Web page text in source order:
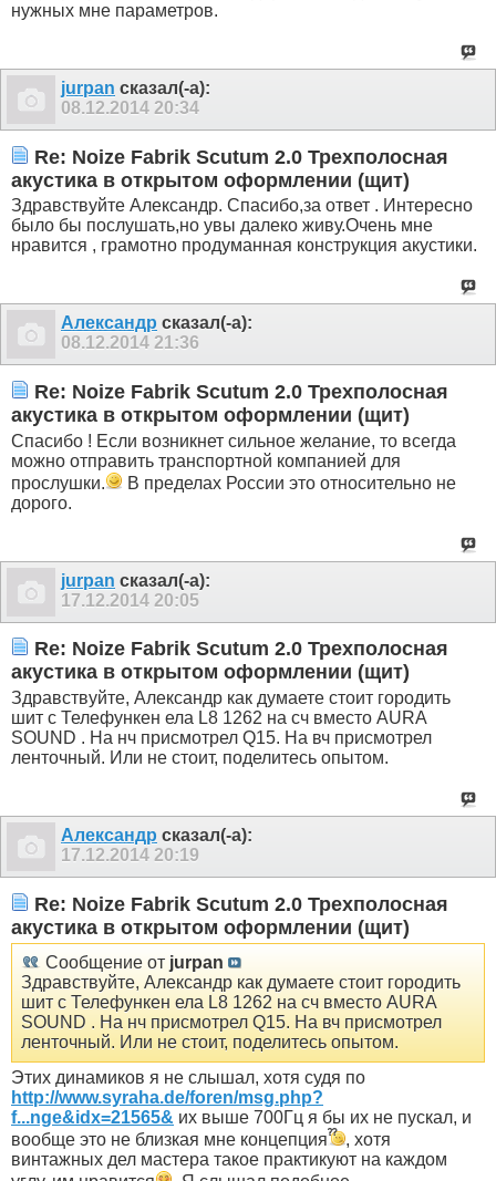
нужных мне параметров.
jurpan сказал(-а):
08.12.2014 20:34
Re: Noize Fabrik Scutum 2.0 Трехполосная
акустика в открытом оформлении (щит)
Здравствуйте Александр. Спасибо,за ответ . Интересно
было бы послушать,но увы далеко живу.Очень мне
нравится , грамотно продуманная конструкция акустики.
Александр сказал(-а):
08.12.2014 21:36
Re: Noize Fabrik Scutum 2.0 Трехполосная
акустика в открытом оформлении (щит)
Спасибо ! Если возникнет сильное желание, то всегда
можно отправить транспортной компанией для
прослушки.
В пределах России это относительно не
дорого.
jurpan сказал(-а):
17.12.2014 20:05
Re: Noize Fabrik Scutum 2.0 Трехполосная
акустика в открытом оформлении (щит)
Здравствуйте, Александр как думаете стоит городить
шит с Телефункен ела L8 1262 на сч вместо AURA
SOUND . На нч присмотрел Q15. На вч присмотрел
ленточный. Или не стоит, поделитесь опытом.
Александр сказал(-а):
17.12.2014 20:19
Re: Noize Fabrik Scutum 2.0 Трехполосная
акустика в открытом оформлении (щит)
Сообщение от jurpan
Здравствуйте, Александр как думаете стоит городить
шит с Телефункен ела L8 1262 на сч вместо AURA
SOUND . На нч присмотрел Q15. На вч присмотрел
ленточный. Или не стоит, поделитесь опытом.
Этих динамиков я не слышал, хотя судя по
http://www.syraha.de/foren/msg.php?
f...nge&idx=21565& их выше 700Гц я бы их не пускал, и
вообще это не близкая мне концепция
, хотя
винтажных дел мастера такое практикуют на каждом